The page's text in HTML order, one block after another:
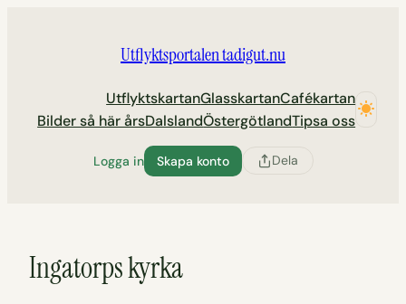
Utflyktsportalen tadigut.nu
UtflyktskartanGlasskartanCafékartan
Bilder så här årsDalslandÖstergötlandTipsa oss
Logga in Skapa konto Dela
Ingatorps kyrka